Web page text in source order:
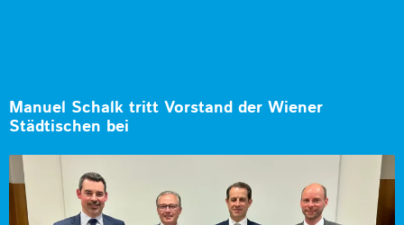
Manuel Schalk tritt Vorstand der Wiener
Städtischen bei